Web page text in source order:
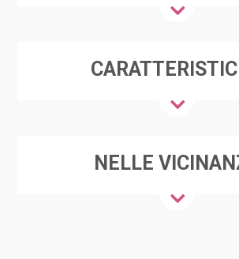
NELLE